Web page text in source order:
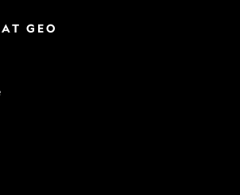
GEO